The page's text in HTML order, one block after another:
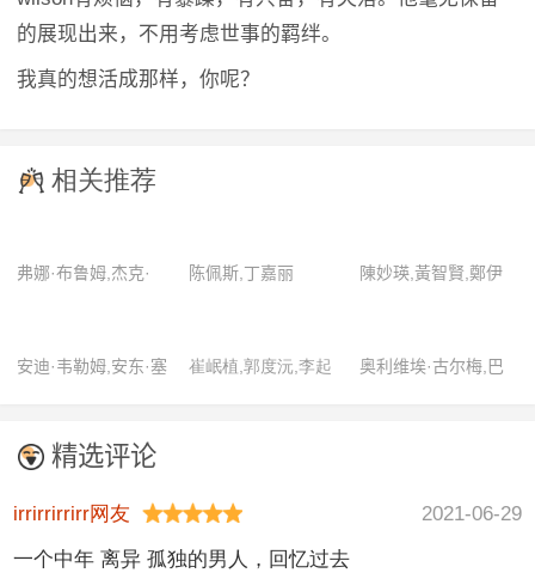
的展现出来，不用考虑世事的羁绊。
我真的想活成那样，你呢？
相关推荐
弗娜·布鲁姆,杰克·
奇·瑞恩
陈佩斯,丁嘉丽
陳妙瑛,黃智賢,鄭伊
安迪·韦勒姆,安东·塞
杰夫·伯勒尔,杰米·雷
·纽曼,凯南·鲁兹,克
尼,罗伯特·卡普荣,马
崔岷植,郭度沅,李起
奥利维埃·古尔梅,巴
精选评论
irrirrirrirr网友
2021-06-29
一个中年 离异 孤独的男人，回忆过去